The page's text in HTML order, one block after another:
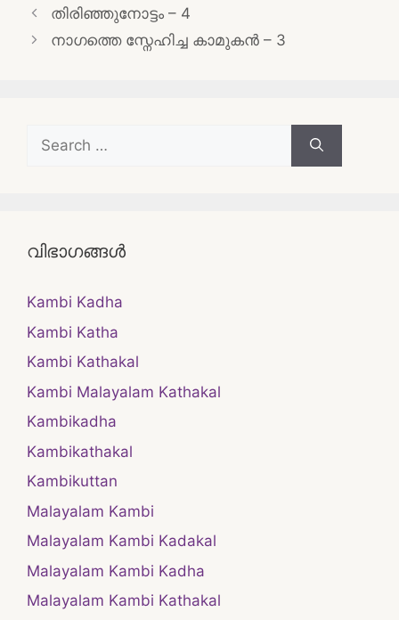
Post
navigation
തിരിഞ്ഞുനോട്ടം – 4
നാഗത്തെ സ്നേഹിച്ച കാമുകൻ – 3
Search
for:
വിഭാഗങ്ങൾ
Kambi Kadha
Kambi Katha
Kambi Kathakal
Kambi Malayalam Kathakal
Kambikadha
Kambikathakal
Kambikuttan
Malayalam Kambi
Malayalam Kambi Kadakal
Malayalam Kambi Kadha
Malayalam Kambi Kathakal